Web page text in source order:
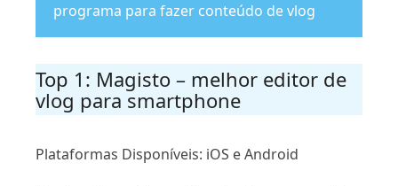
programa para fazer conteúdo de vlog
Top 1: Magisto – melhor editor de
vlog para smartphone
Plataformas Disponíveis: iOS e Android